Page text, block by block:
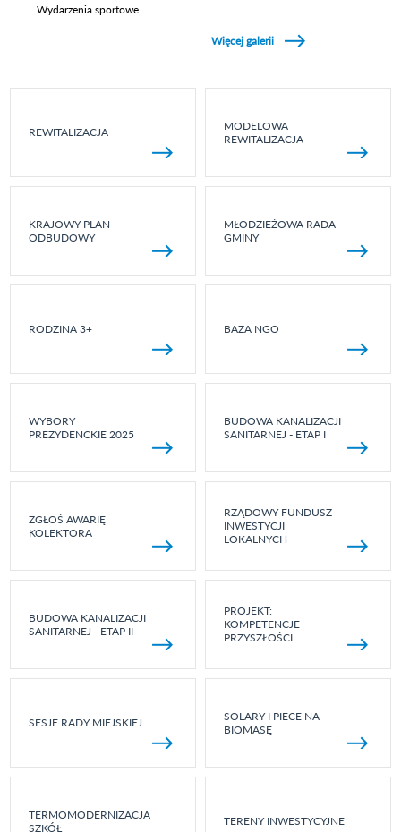
Wydarzenia sportowe
Więcej galerii
REWITALIZACJA
MODELOWA
REWITALIZACJA
KRAJOWY PLAN
ODBUDOWY
MŁODZIEŻOWA RADA
GMINY
RODZINA 3+ BAZA NGO
WYBORY
PREZYDENCKIE 2025
BUDOWA KANALIZACJI
SANITARNEJ - ETAP I
ZGŁOŚ AWARIĘ
KOLEKTORA
RZĄDOWY FUNDUSZ
INWESTYCJI
LOKALNYCH
BUDOWA KANALIZACJI
SANITARNEJ - ETAP II
PROJEKT:
KOMPETENCJE
PRZYSZŁOŚCI
SESJE RADY MIEJSKIEJ
SOLARY I PIECE NA
BIOMASĘ
TERMOMODERNIZACJA
SZKÓŁ
TERENY INWESTYCYJNE